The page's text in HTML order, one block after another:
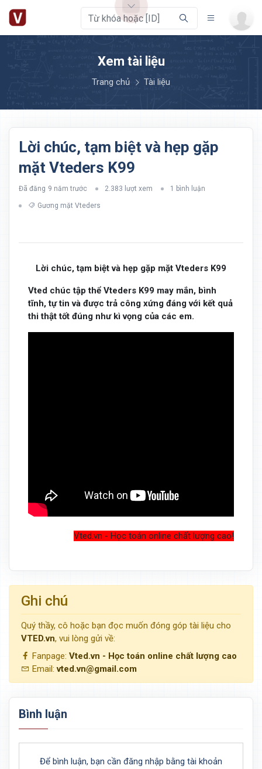
Xem tài liệu
Trang chủ Tài liệu
Lời chúc, tạm biệt và hẹp gặp
mặt Vteders K99
Đã đăng 9 năm trước 2.383 lượt xem 1 bình luận
Gương mặt Vteders
Lời chúc, tạm biệt và hẹp gặp mặt Vteders K99
Vted chúc tập thể Vteders K99 may mắn, bình
tĩnh, tự tin và được trả công xứng đáng với kết quả
thi thật tốt đúng như kì vọng của các em.
Vted.vn - Học toán online chất lượng cao!
Ghi chú
Quý thầy, cô hoặc bạn đọc muốn đóng góp tài liệu cho
VTED.vn, vui lòng gửi về:
Fanpage: Vted.vn - Học toán online chất lượng cao
Email:vted.vn@gmail.com
Bình luận
Để bình luận, bạn cần đăng nhập bằng tài khoản